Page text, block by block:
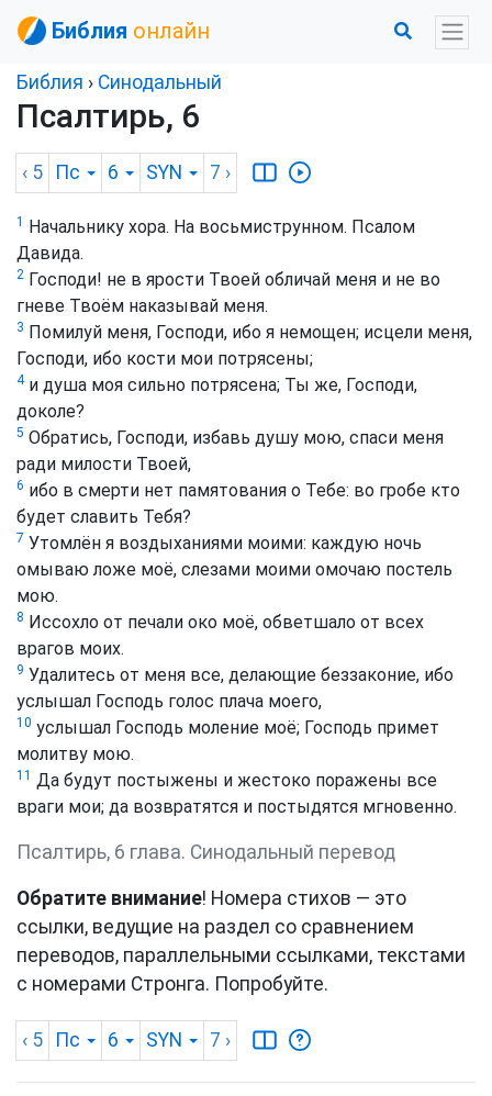
Библия онлайн
Библия › Синодальный
Псалтирь, 6
‹ 5 Пс 6 SYN 7 ›
1 Начальнику хора. На восьмиструнном. Псалом
Давида.
2 Господи! не в ярости Твоей обличай меня и не во
гневе Твоём наказывай меня.
3 Помилуй меня, Господи, ибо я немощен; исцели меня,
Господи, ибо кости мои потрясены;
4и душа моя сильно потрясена; Ты же, Господи,
доколе?
5 Обратись, Господи, избавь душу мою, спаси меня
ради милости Твоей,
6 ибо в смерти нет памятования о Тебе: во гробе кто
будет славить Тебя?
7 Утомлён я воздыханиями моими: каждую ночь
омываю ложе моё, слезами моими омочаю постель
мою.
8 Иссохло от печали око моё, обветшало от всех
врагов моих.
9 Удалитесь от меня все, делающие беззаконие, ибо
услышал Господь голос плача моего,
10 услышал Господь моление моё; Господь примет
молитву мою.
11 Да будут постыжены и жестоко поражены все
враги мои; да возвратятся и постыдятся мгновенно.
Псалтирь, 6 глава. Синодальный перевод
Обратите внимание! Номера стихов — это
ссылки, ведущие на раздел со сравнением
переводов, параллельными ссылками, текстами
с номерами Стронга. Попробуйте.
‹ 5 Пс 6 SYN 7 ›